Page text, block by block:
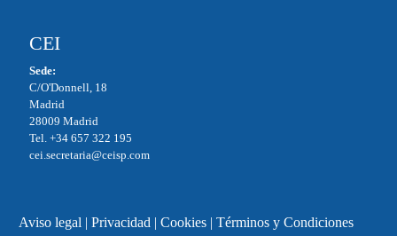
CEI
Sede:
C/O'Donnell, 18
Madrid
28009 Madrid
Tel. +34 657 322 195
cei.secretaria@ceisp.com
Aviso legal | Privacidad | Cookies| Términos y Condiciones